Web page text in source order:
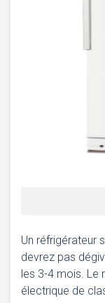
Un réfrigérateur
devrez pas
les 3-4 mois. Le
électrique de